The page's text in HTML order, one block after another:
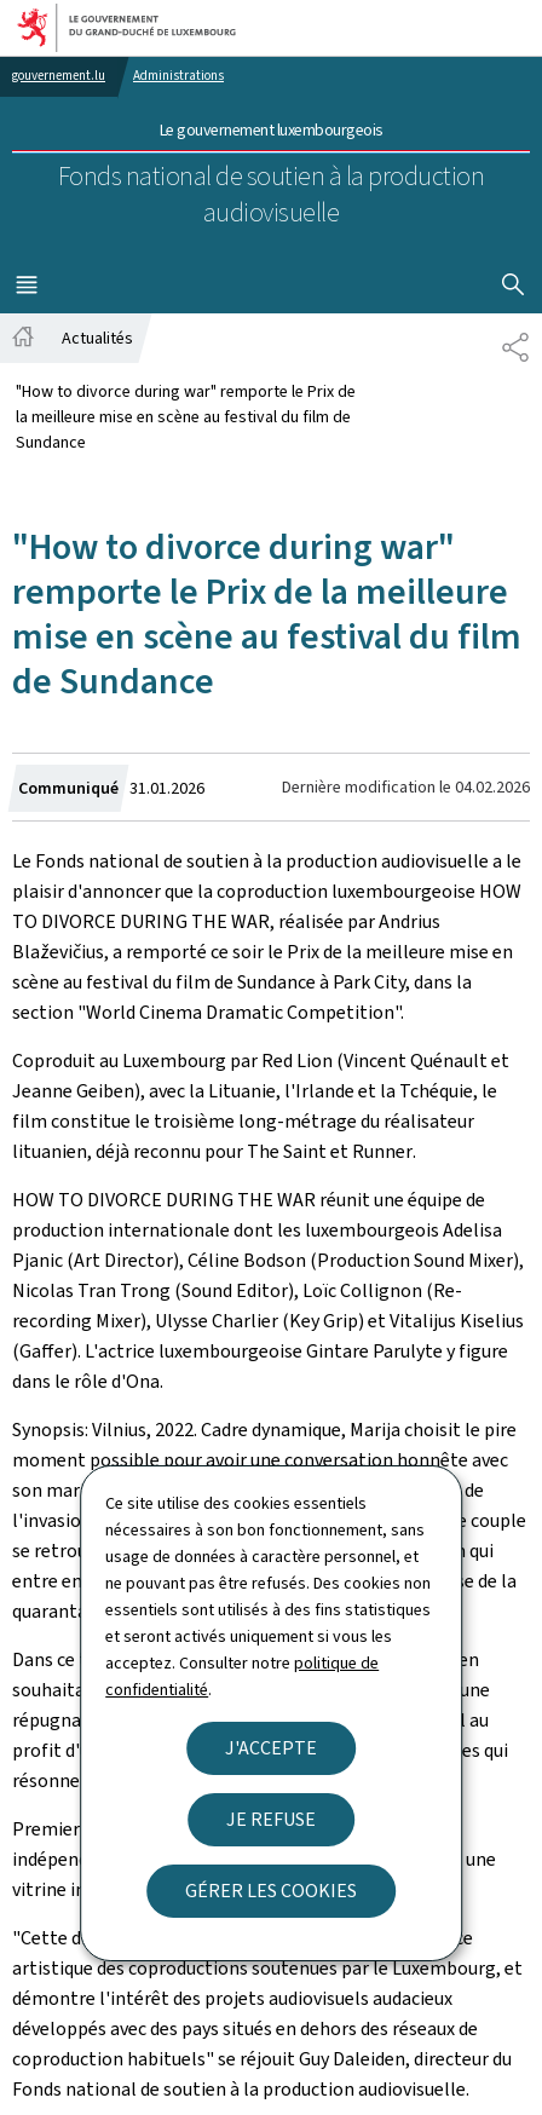
Ce site utilise des cookies essentiels
nécessaires à son bon fonctionnement, sans
usage de données à caractère personnel, et
ne pouvant pas être refusés. Des cookies non
essentiels sont utilisés à des fins statistiques
et seront activés uniquement si vous les
acceptez. Consulter notrepolitique de
confidentialité.
J'ACCEPTE
JE REFUSE
GÉRER LES COOKIES
Aller au menu principal
Aller au contenu
gouvernement.lu Administrations
Le gouvernement luxembourgeois
Fonds national de soutien à la production
audiovisuelle
MENU
PRINCIPAL
Actualités
"How to divorce during war" remporte le Prix de
la meilleure mise en scène au festival du film de
Sundance
"How to divorce during war"
remporte le Prix de la meilleure
mise en scène au festival du film
de Sundance
Communiqué Crée
le
31.01.2026 Dernière modification le 04.02.2026
Le Fonds national de soutien à la production audiovisuelle a le
plaisir d'annoncer que la coproduction luxembourgeoise HOW
TO DIVORCE DURING THE WAR, réalisée par Andrius
Blaževičius, a remporté ce soir le Prix de la meilleure mise en
scène au festival du film de Sundance à Park City, dans la
section "World Cinema Dramatic Competition".
Coproduit au Luxembourg parRed Lion (Vincent Quénault et
Jeanne Geiben), avec la Lituanie, l'Irlande et la Tchéquie, le
film constitue le troisième long-métrage du réalisateur
lituanien, déjà reconnu pourThe SaintetRunner.
HOW TO DIVORCE DURING THE WARréunit une équipe de
production internationale dont les luxembourgeois Adelisa
Pjanic (Art Director), Céline Bodson (Production Sound Mixer),
Nicolas Tran Trong (Sound Editor), Loïc Collignon (Re-
recording Mixer), Ulysse Charlier (Key Grip) et Vitalijus Kiselius
(Gaffer). L'actrice luxembourgeoise Gintare Parulyte y figure
dans le rôle d'Ona.
Synopsis: Vilnius, 2022. Cadre dynamique, Marija choisit le pire
moment possible pour avoir une conversation honnête avec
son mari, Vytas, au sujet de leur divorce: la veille même de
l'invasion à grande échelle de l'Ukraine par la Russie. Le couple
se retrouve alors contraint de traverser une séparation qui
entre en collision avec une crise des réfugiés et une crise de la
quarantaine.
Dans ce troisième long-métrage, le réalisateur lituanien
souhaitait évoquer la polarisation, la radicalisation et une
répugnance croissante à renoncer au confort individuel au
profit d'une responsabilité collective — des thématiques qui
résonnent profondément avec l'Europe d'aujourd'hui.
Premier grand rendez-vous de l'année pour le cinéma
indépendant, le
Sundance Film Festivala offert au film une
vitrine internationale de premier plan.
"Cette distinction confirme une fois encore l'excellence
artistique des coproductions soutenues par le Luxembourg, et
démontre l'intérêt des projets audiovisuels audacieux
développés avec des pays situés en dehors des réseaux de
coproduction habituels" se réjouit Guy Daleiden, directeur du
Fonds national de soutien à la production audiovisuelle.